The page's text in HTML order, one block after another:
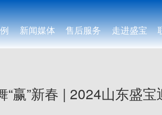
新闻媒体 售后服务 走进盛宝
“赢”新春 | 2024山东盛